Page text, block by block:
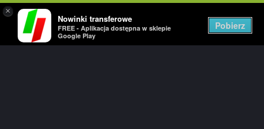
×
Nowinki transferowe
FREE - Aplikacja dostępna w sklepie
Google Play
Pobierz